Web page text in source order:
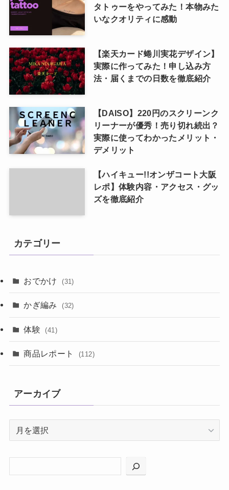
タトゥーをやってみた！本物みた
いなクオリティに感動
【楽天カード蜷川実花デザイン】
実際に作ってみた！申し込み方
法・届くまでの日数を徹底紹介
【DAISO】220円のスクリーンク
リーナーが優秀！売り切れ続出？
実際に使ってわかったメリット・
デメリット
【ハイキュー!!オンザコート大阪
レポ】体験内容・アクセス・グッ
ズを徹底紹介
カテゴリー
おでかけ (31)
かぎ編み (32)
体験 (41)
商品レポート (112)
アーカイブ
ブ